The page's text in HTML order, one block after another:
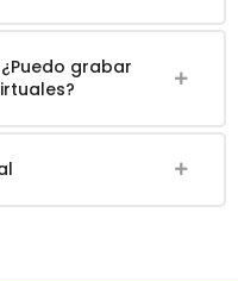
grabar